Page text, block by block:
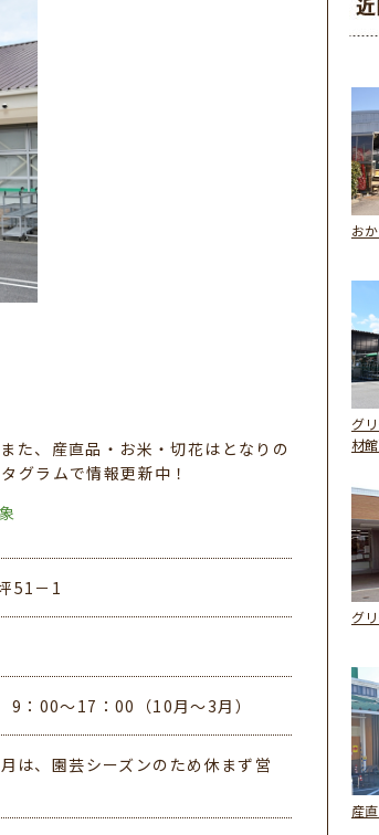
た、産直品・お米・切花はとなりの
グラムで情報更新中！
51－1
：00～17：00（10月～3月）
、園芸シーズンのため休まず営
お
グ
材館
グ
産